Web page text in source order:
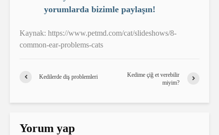
yorumlarda bizimle paylaşın!
Kaynak: https://www.petmd.com/cat/slideshows/8-
common-ear-problems-cats
Kedilerde diş problemleri
Kedime çiğ et verebilir
miyim?
Yorum yap